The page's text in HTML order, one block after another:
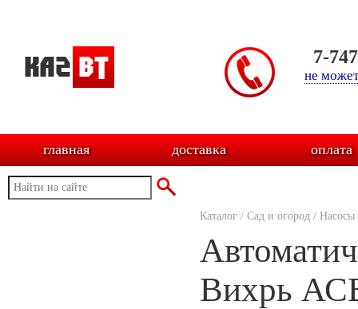
7-
не
главная доставка оплата
Каталог / Сад и огород / Насосы
Вихрь